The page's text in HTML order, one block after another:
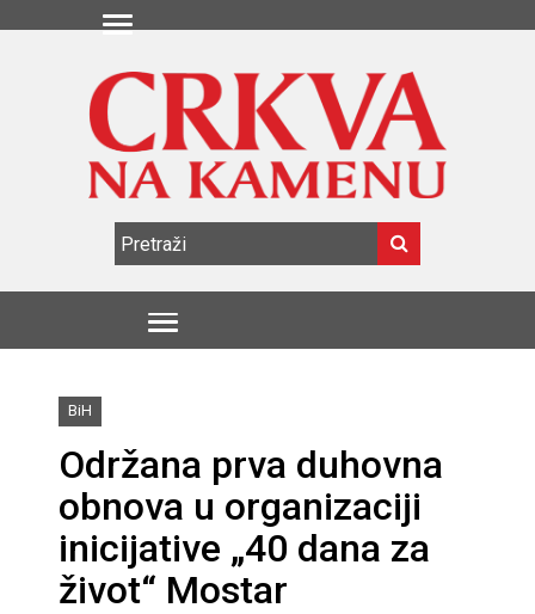
BiH
Održana prva duhovna
obnova u organizaciji
inicijative „40 dana za
život“ Mostar